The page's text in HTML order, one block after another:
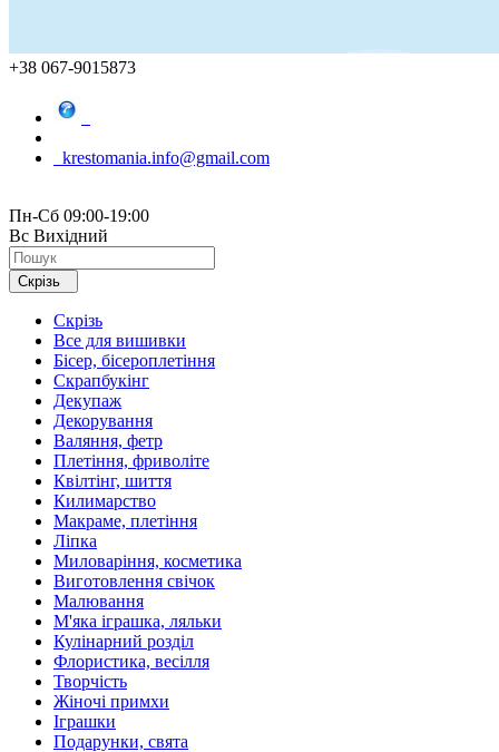
+38 067-9015873
krestomania.info@gmail.com
Пн-Сб 09:00-19:00
Вс Вихідний
Скрізь
Скрізь
Все для вишивки
Бісер, бісероплетіння
Скрапбукінг
Декупаж
Декорування
Валяння, фетр
Плетіння, фриволіте
Квілтінг, шиття
Килимарство
Макраме, плетіння
Ліпка
Миловаріння, косметика
Виготовлення свічок
Малювання
М'яка іграшка, ляльки
Кулінарний розділ
Флористика, весілля
Творчість
Жіночі примхи
Іграшки
Подарунки, свята